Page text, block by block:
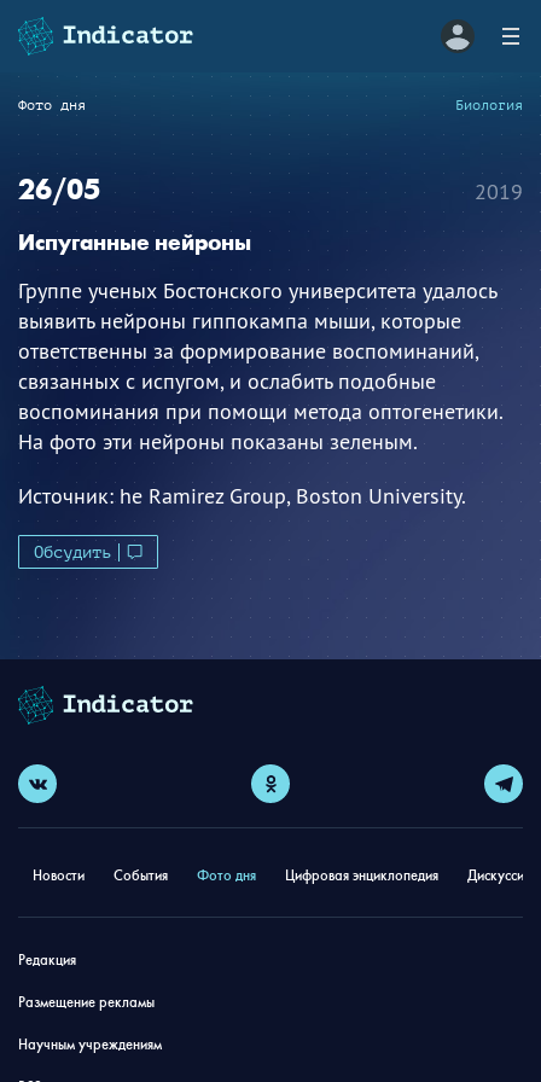
Фото дня Биология
26/05
Испуганные нейроны
Группе ученых Бостонского университета удалось
выявить нейроны гиппокампа мыши, которые
ответственны за формирование воспоминаний,
связанных с испугом, и ослабить подобные
воспоминания при помощи метода оптогенетики.
На фото эти нейроны показаны зеленым.
Источник:he Ramirez Group, Boston University.
Обсудить
2019
Новости События Фото дня Цифровая энциклопедия
Редакция
Размещение рекламы
Научным учреждениям